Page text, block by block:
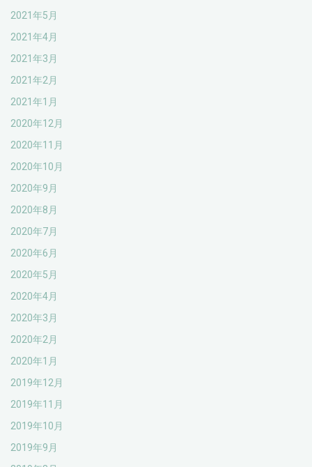
2021年5月
2021年4月
2021年3月
2021年2月
2021年1月
2020年12月
2020年11月
2020年10月
2020年9月
2020年8月
2020年7月
2020年6月
2020年5月
2020年4月
2020年3月
2020年2月
2020年1月
2019年12月
2019年11月
2019年10月
2019年9月